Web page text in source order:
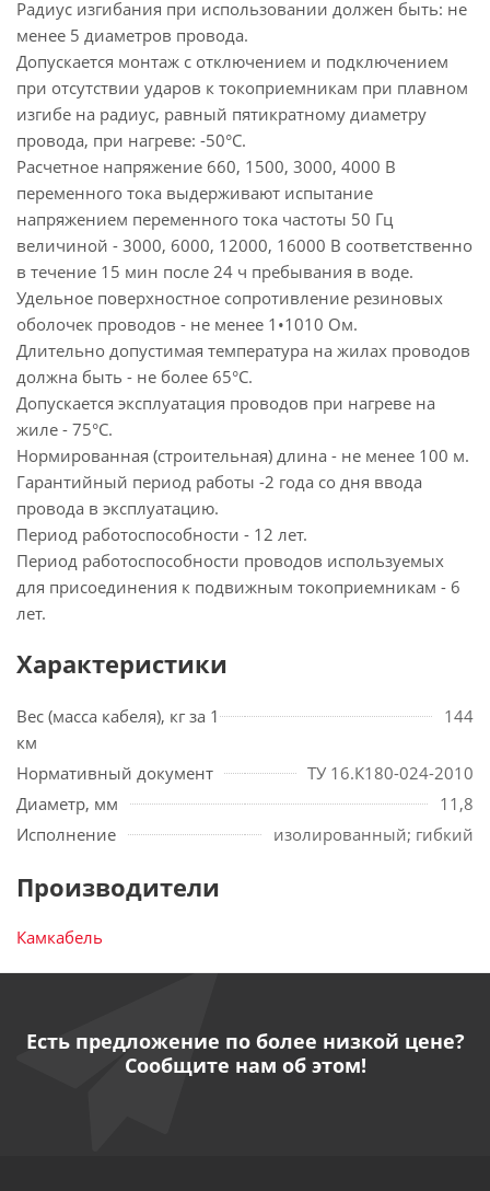
Радиус изгибания при использовании должен быть: не
менее 5 диаметров провода.
Допускается монтаж с отключением и подключением
при отсутствии ударов к токоприемникам при плавном
изгибе на радиус, равный пятикратному диаметру
провода, при нагреве: -50°С.
Расчетное напряжение 660, 1500, 3000, 4000 В
переменного тока выдерживают испытание
напряжением переменного тока частоты 50 Гц
величиной - 3000, 6000, 12000, 16000 В соответственно
в течение 15 мин после 24 ч пребывания в воде.
Удельное поверхностное сопротивление резиновых
оболочек проводов - не менее 1•1010 Ом.
Длительно допустимая температура на жилах проводов
должна быть - не более 65°С.
Допускается эксплуатация проводов при нагреве на
жиле - 75°С.
Нормированная (строительная) длина - не менее 100 м.
Гарантийный период работы -2 года со дня ввода
провода в эксплуатацию.
Период работоспособности - 12 лет.
Период работоспособности проводов используемых
для присоединения к подвижным токоприемникам - 6
лет.
Характеристики
Вес (масса кабеля), кг за 1
км
144
Нормативный документ
ТУ 16.К180-024-2010
Диаметр, мм
11,8
Исполнение
изолированный; гибкий
Производители
Камкабель
Есть предложение по более низкой цене?
Сообщите нам об этом!